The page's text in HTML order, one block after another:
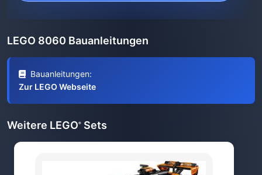
LEGO 8060 Bauanleitungen
Bauanleitungen:
Zur LEGO Webseite
Weitere LEGO® Sets